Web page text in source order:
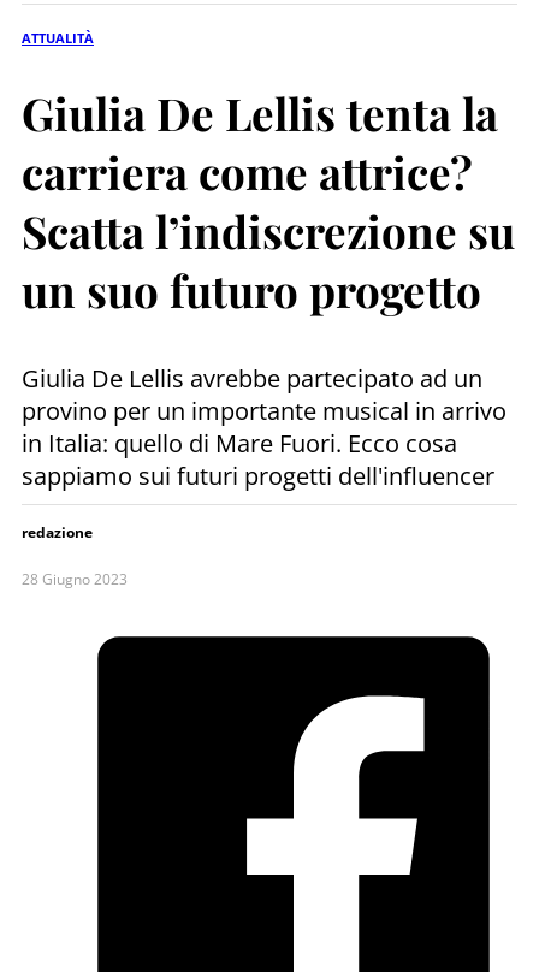
ATTUALITÀ
Giulia De Lellis tenta la
carriera come attrice?
Scatta l’indiscrezione su
un suo futuro progetto
Giulia De Lellis avrebbe partecipato ad un
provino per un importante musical in arrivo
in Italia: quello di Mare Fuori. Ecco cosa
sappiamo sui futuri progetti dell'influencer
redazione
28 Giugno 2023